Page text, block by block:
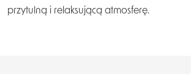
przytulną i relaksującą atmosferę.